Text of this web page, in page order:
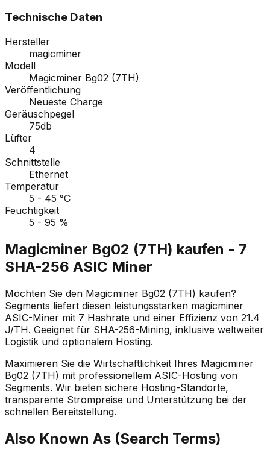
Technische Daten
Hersteller
magicminer
Modell
Magicminer Bg02 (7TH)
Veröffentlichung
Neueste Charge
Geräuschpegel
75db
Lüfter
4
Schnittstelle
Ethernet
Temperatur
5 - 45 °C
Feuchtigkeit
5 - 95 %
Magicminer Bg02 (7TH) kaufen - 7
SHA-256 ASIC Miner
Möchten Sie den Magicminer Bg02 (7TH) kaufen?
Segments liefert diesen leistungsstarken magicminer
ASIC-Miner mit 7 Hashrate und einer Effizienz von 21.4
J/TH. Geeignet für SHA-256-Mining, inklusive weltweiter
Logistik und optionalem Hosting.
Maximieren Sie die Wirtschaftlichkeit Ihres Magicminer
Bg02 (7TH) mit professionellem ASIC-Hosting von
Segments. Wir bieten sichere Hosting-Standorte,
transparente Strompreise und Unterstützung bei der
schnellen Bereitstellung.
Also Known As (Search Terms)